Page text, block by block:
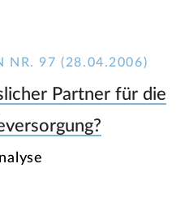
NR. 97 (28.04.2006)
Partner für die